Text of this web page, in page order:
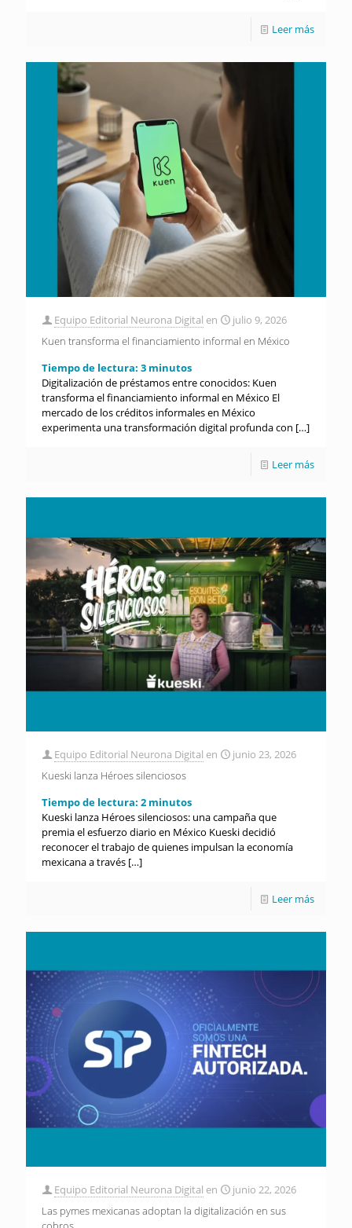
Leer más
Equipo Editorial Neurona Digital en
julio 9, 2026
Kuen transforma el financiamiento informal en México
Tiempo de lectura: 3 minutos
Digitalización de préstamos entre conocidos: Kuen
transforma el financiamiento informal en México El
mercado de los créditos informales en México
experimenta una transformación digital profunda con […]
Leer más
Equipo Editorial Neurona Digital en
junio 23, 2026
Kueski lanza Héroes silenciosos
Tiempo de lectura: 2 minutos
Kueski lanza Héroes silenciosos: una campaña que
premia el esfuerzo diario en México Kueski decidió
reconocer el trabajo de quienes impulsan la economía
mexicana a través […]
Leer más
Equipo Editorial Neurona Digital en
junio 22, 2026
Las pymes mexicanas adoptan la digitalización en sus